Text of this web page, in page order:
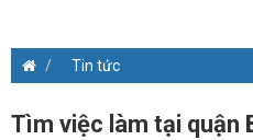
Tin tức
Tìm việc làm tại quận